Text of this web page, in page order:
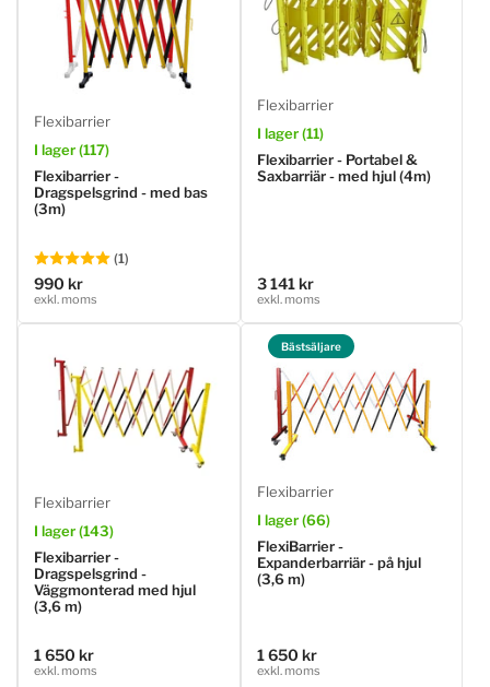
Flexibarrier
I lager (117)
Flexibarrier -
Dragspelsgrind - med bas
(3m)
(1)
Ordinarie
pris
990 kr
exkl. moms
Flexibarrier
I lager (11)
Flexibarrier - Portabel &
Saxbarriär - med hjul (4m)
Ordinarie
pris
3 141 kr
exkl. moms
Flexibarrier
I lager (143)
Flexibarrier -
Dragspelsgrind -
Väggmonterad med hjul
(3,6 m)
Ordinarie
pris
1 650 kr
exkl. moms
Bästsäljare
Flexibarrier
I lager (66)
FlexiBarrier -
Expanderbarriär - på hjul
(3,6 m)
Ordinarie
pris
1 650 kr
exkl. moms